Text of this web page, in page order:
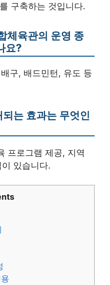
구축하는 것입니다.
체육관의 운영 종
요?
구, 배드민턴, 유도 등
는 효과는 무엇인
프로그램 제공, 지역
있습니다.